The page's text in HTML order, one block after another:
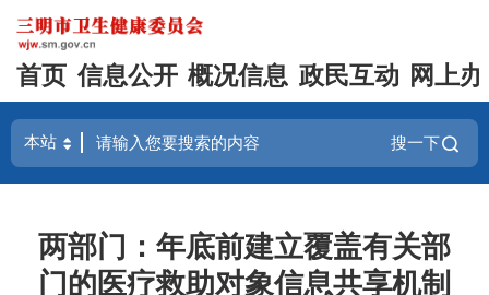
首页 信息公开 概况信息 政民互动 网上
搜一下
两部门：年底前建立覆盖有关部
门的医疗救助对象信息共享机制